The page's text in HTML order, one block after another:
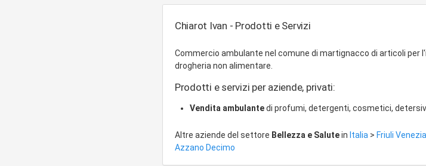
Chiarot Ivan - Prodotti e Servizi
Commercio ambulante nel comune di martignacco di articoli per
drogheria non alimentare.
Prodotti e servizi per aziende, privati:
Vendita ambulantedi profumi, detergenti, cosmetici,
Altre aziende del settore Bellezza e Salutein Italia > Friuli
Azzano Decimo